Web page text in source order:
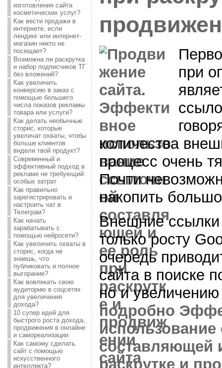
изготовления сайта
косметических услуг?
Как вести продажи в
интернете, если
лендинг или интернет-
магазин никто не
посещает?
Возможна ли раскрутка
и набор подписчиков ТГ
без вложений?
Как увеличить
конверсию в заказ с
помощью большего
числа показов рекламы
товара или услуги?
Как делать необычные
сторис, которые
увеличат охваты, чтобы
больше клиентов
видели твой продукт?
Современный и
эффективный подход в
рекламе не требующий
особых затрат
Как правильно
зарегистрировать и
настроить чат в
Телеграм?
Как начать
зарабатывать с
помощью нейросети?
Как увеличить охваты в
сторис, когда не
знаешь, что
публиковать и полное
выгорание?
Как вовлекать свою
аудиторию в соцсетях
для увеличения
дохода?
10 супер идей для
быстрого роста дохода,
продвижения в онлайне
и самореализации
Как самому сделать
сайт с помощью
искусственного
интеллекта?
при
количества
процесс очень
Почти
накопить
Внешние ссылки
только росту
очередь
сайта в поиске
но и
подробно
составляющей
раскрутке и